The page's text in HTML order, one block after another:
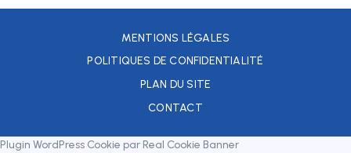
MENTIONS LÉGALES
POLITIQUES DE CONFIDENTIALITÉ
PLAN DU SITE
CONTACT
Plugin WordPress Cookie par Real Cookie Banner